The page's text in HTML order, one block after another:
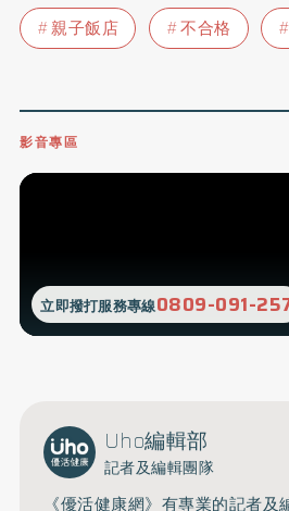
親子飯店 不合格
影音專區
立即撥打服務專線0809-091-
Uho編輯部
記者及編輯團隊
《優活健康網》有專業的記者